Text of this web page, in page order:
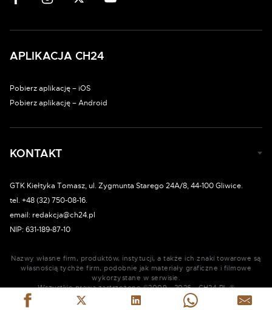
APLIKACJA CH24
Pobierz aplikację – iOS
Pobierz aplikację – Android
KONTAKT
GTK Kiełtyka Tomasz, ul. Zygmunta Starego 24A/8, 44-100 Gliwice.
tel. +48 (32) 750-08-16.
email: redakcja@ch24.pl
NIP: 631-189-87-10
Nazwy własne firm, produktów, instytucji, a także ich znaki towarowe są
własnością tychże firm, podobnie jak materiały graficzne i filmowe
wykorzystane w serwisie.
Wszystkie prawa zastrzeżone ©2009 - 2026 - CH24.PL ®